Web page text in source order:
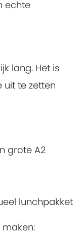
echte
lang. Het is
te zetten
grote A2
lunchpakket